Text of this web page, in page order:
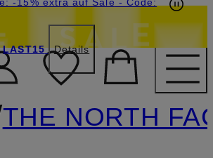
LAST15 Details
THE NORTH